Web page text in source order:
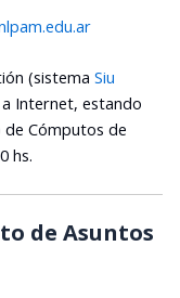
(sistema Siu
Internet, estando
Cómputos de
hs.
de Asuntos